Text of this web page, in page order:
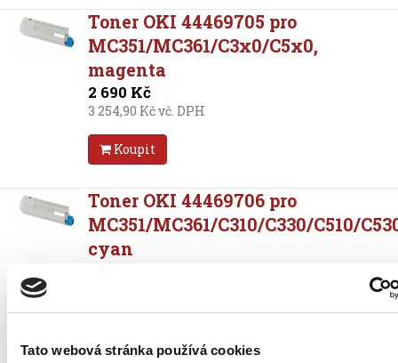
Tato webová stránka používá cookies
Toner OKI 44469705 pro
MC351/MC361/C3x0/C5x0,
magenta
2 690 Kč
3 254,90 Kč vč. DPH
Koupit
Toner OKI 44469706 pro
MC351/MC361/C310/C330/C510/
cyan